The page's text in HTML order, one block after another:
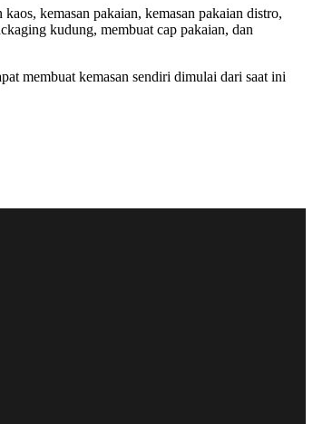
kemasan pakaian, kemasan pakaian distro,
kudung, membuat cap pakaian, dan
membuat kemasan sendiri dimulai dari saat ini